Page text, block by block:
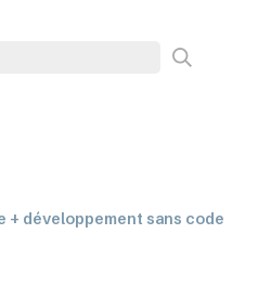
+ développement sans code